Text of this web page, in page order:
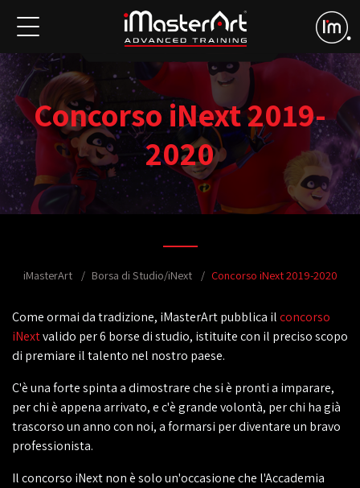
Concorso iNext 2019-
2020
iMasterArt Borsa di Studio/iNext Concorso iNext 2019-2020
Come ormai da tradizione, iMasterArt pubblica ilconcorso
iNextvalido per 6 borse di studio, istituite con il preciso scopo
di premiare il talento nel nostro paese.
C'è una forte spinta a dimostrare che si è pronti a imparare,
per chi è appena arrivato, e c'è grande volontà, per chi ha già
trascorso un anno con noi, a formarsi per diventare un bravo
professionista.
Il concorso iNext non è solo un'occasione che l'Accademia